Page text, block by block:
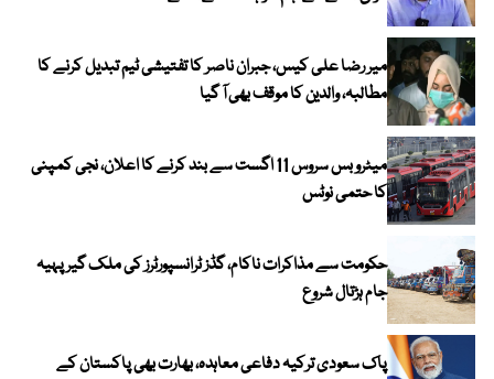
میر رضا علی کیس، جبران ناصر کا تفتیشی ٹیم تبدیل کرنے کا
مطالبہ، والدین کا موقف بھی آ گیا
میٹرو بس سروس 11 اگست سے بند کرنے کا اعلان، نجی کمپنی
کا حتمی نوٹس
حکومت سے مذاکرات ناکام، گڈز ٹرانسپورٹرز کی ملک گیر پہیہ
جام ہڑتال شروع
پاک سعودی ترکیہ دفاعی معاہدہ، بھارت بھی پاکستان کے